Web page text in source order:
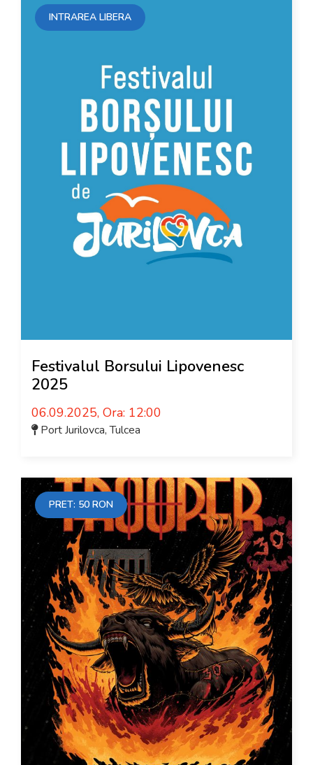
INTRAREA LIBERA
Festivalul Borsului Lipovenesc
2025
06.09.2025, Ora: 12:00
Port Jurilovca,Tulcea
PRET: 50 RON